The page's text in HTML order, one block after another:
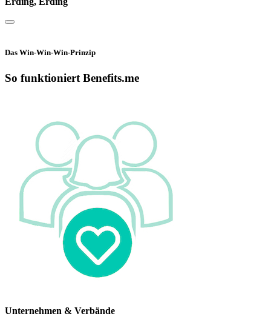
Das Win-Win-Win-Prinzip
So funktioniert Benefits.me
Unternehmen & Verbände